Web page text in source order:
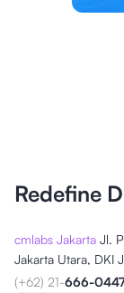
Redefine
cmlabs Jakarta Jl.
Jakarta Utara, DKI
(+62) 21-666-